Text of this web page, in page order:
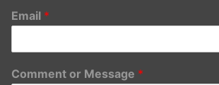
Email *
Comment or Message *